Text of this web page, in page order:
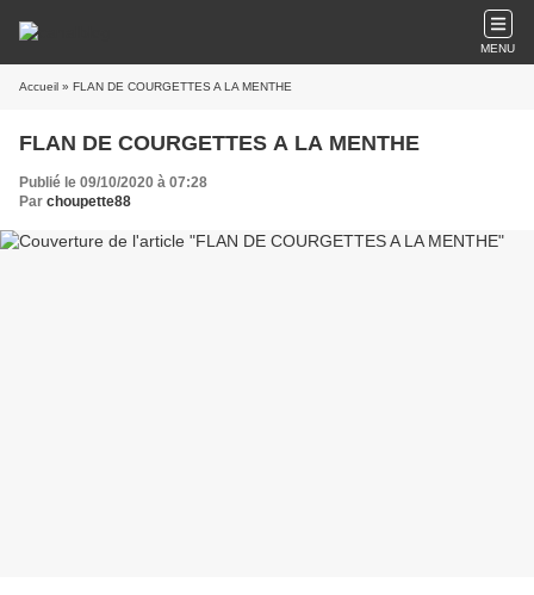
MENU
Accueil » FLAN DE COURGETTES A LA MENTHE
FLAN DE COURGETTES A LA MENTHE
Publié le 09/10/2020 à 07:28
Par choupette88